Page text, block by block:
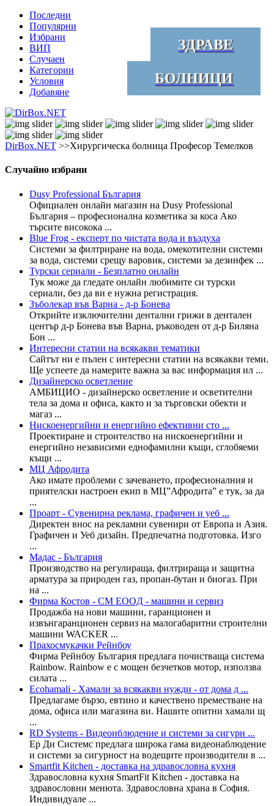
Последни
Популярни
Избрани
ВИП
Случаен
Категории
Условия
Добавяне
ЗДРАВЕ
БОЛНИЦИ
DirBox.NET >>Хирургическа болница Професор Темелков
Случайно избрани
Dusy Professional България
Официален онлайн магазин на Dusy Professional
България – професионална козметика за коса Ако
търсите високока ...
Blue Frog - експерт по чистата вода и въздуха
Системи за филтриране на вода, омекотителни системи
за вода, системи срещу варовик, системи за дезинфек ...
Турски сериали - Безплатно онлайн
Тук може да гледате онлайн любимите си турски
сериали, без да ви е нужна регистрация.
Зъболекар във Варна - д-р Бонева
Открийте изключителни дентални грижи в дентален
център д-р Бонева във Варна, ръководен от д-р Биляна
Бон ...
Интересни статии на всякакви тематики
Сайтът ни е пълен с интересни статии на всякакви теми.
Ще успеете да намерите важна за вас информация ил ...
Дизайнерско осветление
АМБИЦИО - дизайнерско осветление и осветителни
тела за дома и офиса, както и за търговски обекти и
магаз ...
Нискоенергийни и енергийно ефективни сто ...
Проектиране и строителство на нискоенергийни и
енергийно независими еднофамилни къщи, сглобяеми
къщи ...
МЦ Афродита
Ако имате проблеми с зачеването, професионалния и
приятелски настроен екип в МЦ”Афродита” е тук, за да
...
Проарт - Сувенирна реклама, графичен и уеб ...
Директен внос на рекламни сувенири от Европа и Азия.
Графичен и Уеб дизайн. Предпечатна подготовка. Изго
...
Мадас - България
Производство на регулираща, филтрираща и защитна
арматура за природен газ, пропан-бутан и биогаз. При
на ...
Фирма Костов - СМ EOOД - машини и сервиз
Продажба на нови машини, гаранционен и
извънгаранционен сервиз на малогабаритни строителни
машини WACKER ...
Прахосмукачки Рейнбоу
Фирма Рейнбоу България предлага почистваща система
Rainbow. Rainbow е с мощен безчетков мотор, използва
силата ...
Ecohamali - Хамали за всякакви нужди - от дома д ...
Предлагаме бързо, евтино и качествено преместване на
дома, офиса или магазина ви. Нашите опитни хамали щ
...
RD Systems - Видеонблюдение и системи за сигурн ...
Ер Ди Системс предлага широка гама видеонаблюдение
и системи за сигурност на водещите производители в ...
Smartfit Kitchen - доставка на здравословна кухня
Здравословна кухня SmartFit Kitchen - доставка на
здравословни менюта. Здравословна храна в София.
Индивидуале ...